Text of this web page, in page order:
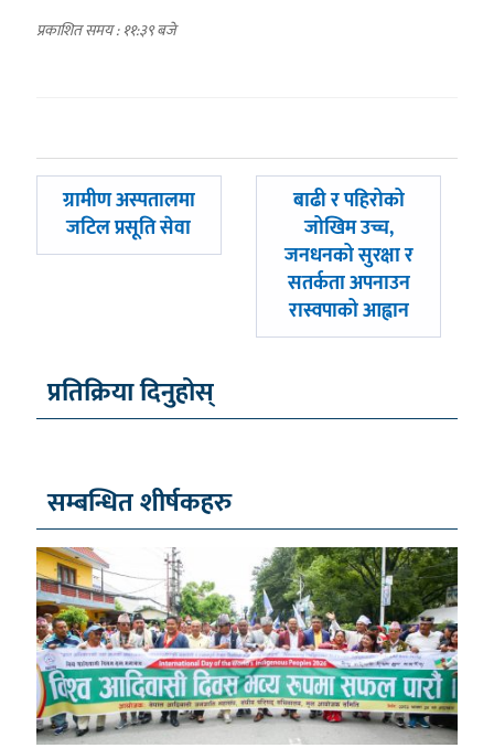
प्रकाशित समय : ११:३९ बजे
पछिल्लाे
-
ग्रामीण अस्पतालमा
जटिल प्रसूति सेवा
अघिल्लाे
बाढी र पहिरोको
जोखिम उच्च,
जनधनको सुरक्षा र
सतर्कता अपनाउन
रास्वपाको आह्वान
प्रतिक्रिया दिनुहोस्
सम्बन्धित शीर्षकहरु